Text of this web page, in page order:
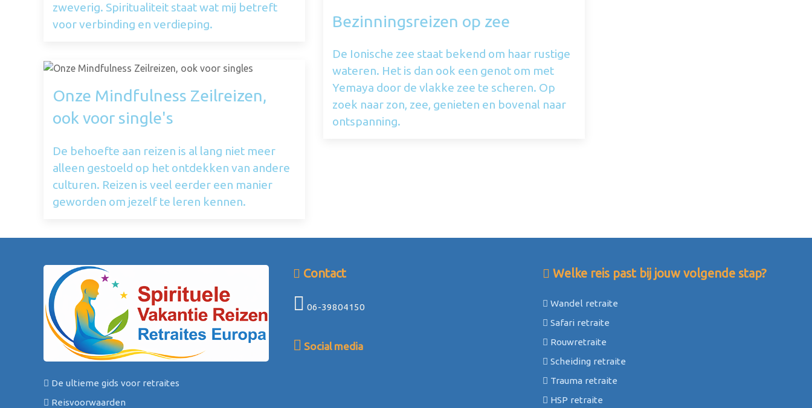
zweverig. Spiritualiteit staat wat mij betreft
voor verbinding en verdieping.
Bezinningsreizen op zee
De Ionische zee staat bekend om haar rustige
wateren. Het is dan ook een genot om met
Yemaya door de vlakke zee te scheren. Op
zoek naar zon, zee, genieten en bovenal naar
ontspanning.
Onze Mindfulness Zeilreizen,
ook voor single's
De behoefte aan reizen is al lang niet meer
alleen gestoeld op het ontdekken van andere
culturen. Reizen is veel eerder een manier
geworden om jezelf te leren kennen.
De ultieme gids voor retraites
Reisvoorwaarden
Contact
06-39804150
Social media
Welke reis past bij jouw volgende stap?
Wandel retraite
Safari retraite
Rouwretraite
Scheiding retraite
Trauma retraite
HSP retraite